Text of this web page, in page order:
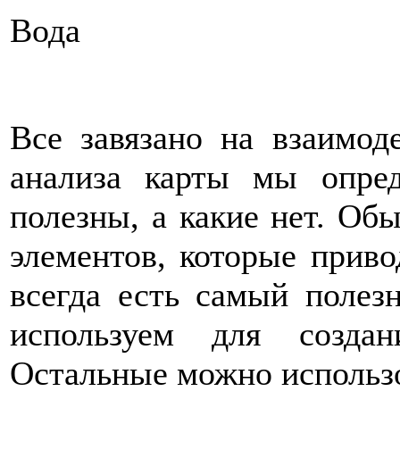
Вода
Все завязано на
анализа карты мы
полезны, а какие нет.
элементов, которые
всегда есть самый
используем для
Остальные можно